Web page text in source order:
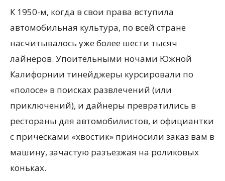
К 1950-м, когда в свои права вступила
автомобильная культура, по всей стране
насчитывалось уже более шести тысяч
лайнеров. Упоительными ночами Южной
Калифорнии тинейджеры курсировали по
«полосе» в поисках развлечений (или
приключений), и дайнеры превратились в
рестораны для автомобилистов, и официантки
с прическами «хвостик» приносили заказ вам в
машину, зачастую разъезжая на роликовых
коньках.